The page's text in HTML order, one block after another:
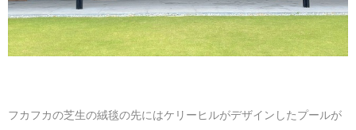
フカフカの芝生の絨毯の先にはケリーヒルがデザインしたプールが